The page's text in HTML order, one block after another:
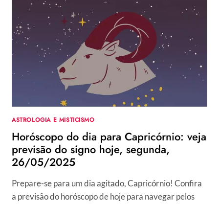
AQUÁRIO:
VEJA
PREVISÃO
DO
SIGNO
HOJE,
SEGUNDA,
26/05/2025
ASTROLOGIA E MISTICISMO
Horóscopo do dia para Capricórnio: veja
previsão do signo hoje, segunda,
26/05/2025
Prepare-se para um dia agitado, Capricórnio! Confira
a previsão do horóscopo de hoje para navegar pelos